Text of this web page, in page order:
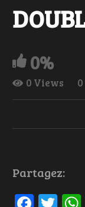
0%
0 Views
Partagez: